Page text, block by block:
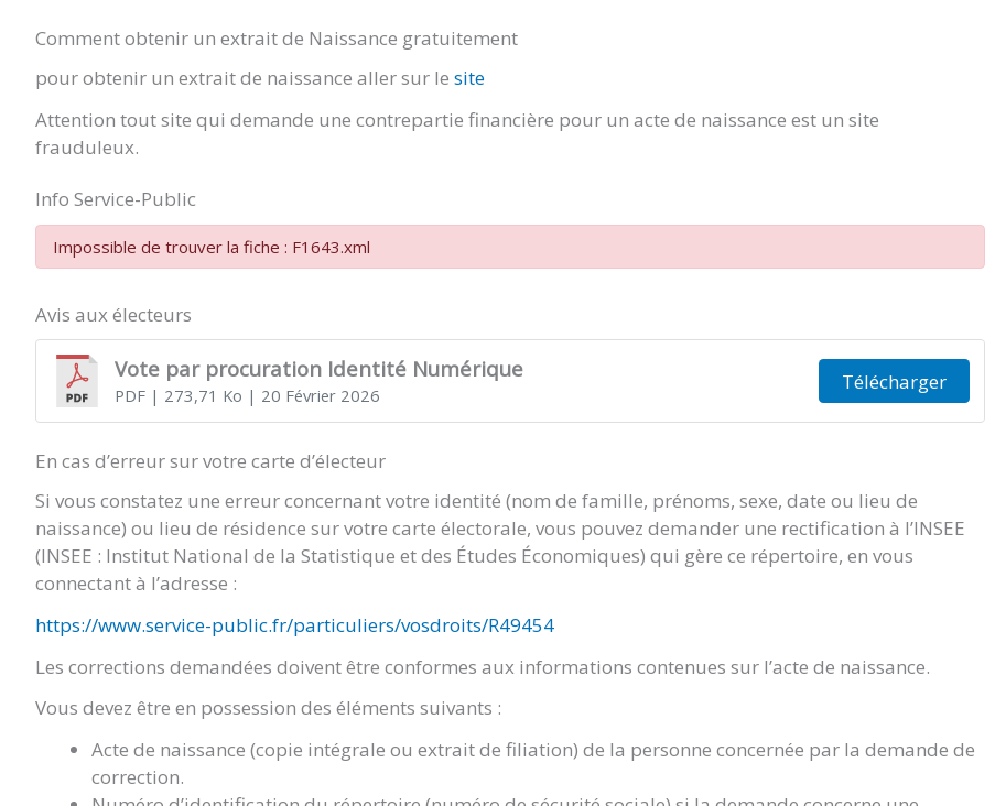
Comment obtenir un extrait de Naissance gratuitement
pour obtenir un extrait de naissance aller sur le site
Attention tout site qui demande une contrepartie financière pour un acte de naissance est un site
frauduleux.
Info Service-Public
Impossible de trouver la fiche : F1643.xml
Avis aux électeurs
Vote par procuration Identité Numérique
PDF| 273,71 Ko | 20 Février 2026
Télécharger
En cas d’erreur sur votre carte d’électeur
Si vous constatez une erreur concernant votre identité (nom de famille, prénoms, sexe, date ou lieu de
naissance) ou lieu de résidence sur votre carte électorale, vous pouvez demander une rectification à l’INSEE
(INSEE : Institut National de la Statistique et des Études Économiques) qui gère ce répertoire, en vous
connectant à l’adresse :
https://www.service-public.fr/particuliers/vosdroits/R49454
Les corrections demandées doivent être conformes aux informations contenues sur l’acte de naissance.
Vous devez être en possession des éléments suivants :
Acte de naissance (copie intégrale ou extrait de filiation) de la personne concernée par la demande de
correction.